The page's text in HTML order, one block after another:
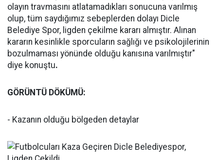
olayın travmasını atlatamadıkları sonucuna varılmış
olup, tüm saydığımız sebeplerden dolayı Dicle
Belediye Spor, ligden çekilme kararı almıştır. Alınan
kararın kesinlikle sporcuların sağlığı ve psikolojilerinin
bozulmaması yönünde olduğu kanısına varılmıştır"
diye konuştu.
GÖRÜNTÜ DÖKÜMÜ:
- Kazanın olduğu bölgeden detaylar